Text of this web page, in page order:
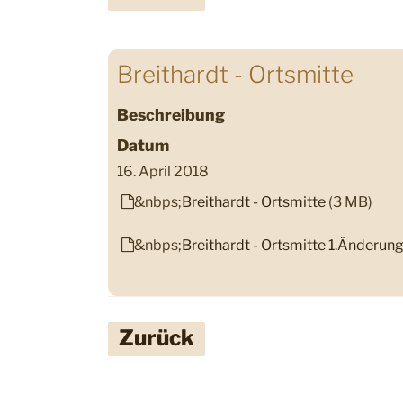
Breithardt - Ortsmitte
Beschreibung
Datum
16. April 2018
&nbps;Breithardt - Ortsmitte (3 MB)
&nbps;Breithardt - Ortsmitte 1.Änderung
Zurück